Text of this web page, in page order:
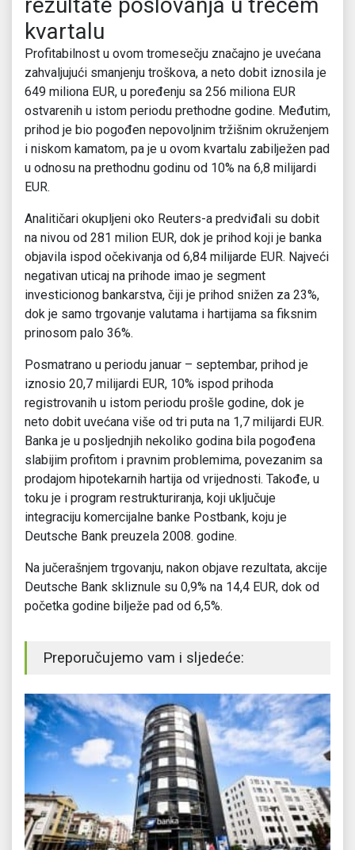
rezultate poslovanja u trećem
kvartalu
Profitabilnost u ovom tromesečju značajno je uvećana
zahvaljujući smanjenju troškova, a neto dobit iznosila je
649 miliona EUR, u poređenju sa 256 miliona EUR
ostvarenih u istom periodu prethodne godine. Međutim,
prihod je bio pogođen nepovoljnim tržišnim okruženjem
i niskom kamatom, pa je u ovom kvartalu zabilježen pad
u odnosu na prethodnu godinu od 10% na 6,8 milijardi
EUR.
Analitičari okupljeni oko Reuters-a predviđali su dobit
na nivou od 281 milion EUR, dok je prihod koji je banka
objavila ispod očekivanja od 6,84 milijarde EUR. Najveći
negativan uticaj na prihode imao je segment
investicionog bankarstva, čiji je prihod snižen za 23%,
dok je samo trgovanje valutama i hartijama sa fiksnim
prinosom palo 36%.
Posmatrano u periodu januar – septembar, prihod je
iznosio 20,7 milijardi EUR, 10% ispod prihoda
registrovanih u istom periodu prošle godine, dok je
neto dobit uvećana više od tri puta na 1,7 milijardi EUR.
Banka je u posljednjih nekoliko godina bila pogođena
slabijim profitom i pravnim problemima, povezanim sa
prodajom hipotekarnih hartija od vrijednosti. Takođe, u
toku je i program restrukturiranja, koji uključuje
integraciju komercijalne banke Postbank, koju je
Deutsche Bank preuzela 2008. godine.
Na jučerašnjem trgovanju, nakon objave rezultata, akcije
Deutsche Bank skliznule su 0,9% na 14,4 EUR, dok od
početka godine bilježe pad od 6,5%.
Preporučujemo vam i sljedeće: